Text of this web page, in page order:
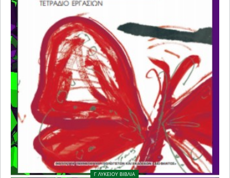
Γ ΛΥΚΕΙΟΥ ΒΙΒΛΙΑ